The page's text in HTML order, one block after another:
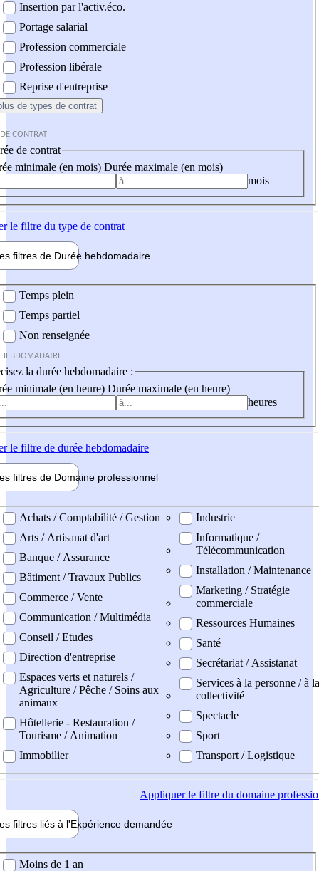
Insertion par l'activ.éco.
Portage salarial
Profession commerciale
Profession libérale
Reprise d'entreprise
de types de contrat
CONTRAT
de contrat
minimale (en mois) Durée maximale (en mois)
mois
le filtre du type de contrat
filtres de Durée hebdomadaire
Temps plein
Temps partiel
Non renseignée
la durée hebdomadaire :
minimale (en heure) Durée maximale (en heure)
heures
le filtre de durée hebdomadaire
filtres de Domaine professionnel
professionel
Achats / Comptabilité / Gestion
Arts / Artisanat d'art
Banque / Assurance
Bâtiment / Travaux Publics
Commerce / Vente
Communication / Multimédia
Conseil / Etudes
Direction d'entreprise
Espaces verts et naturels /
Agriculture / Pêche / Soins aux
animaux
Hôtellerie - Restauration /
Tourisme / Animation
Immobilier
Industrie
Informatique /
Télécommunication
Installation / Maintenance
Marketing / Stratégie
commerciale
Ressources Humaines
Santé
Secrétariat / Assistanat
Services à la personne / à la
collectivité
Spectacle
Sport
Transport / Logistique
Appliquerle filtre du domaine
filtres liés à l'Expérience demandée
demandée
Moins de 1 an